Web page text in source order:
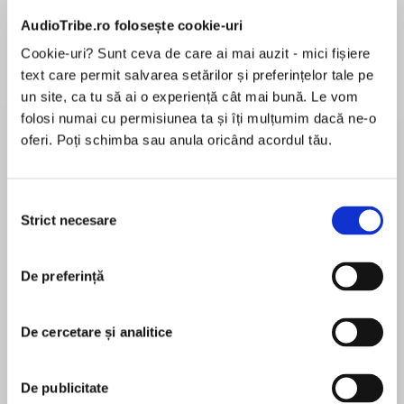
AudioTribe.ro folosește cookie-uri
Cookie-uri? Sunt ceva de care ai mai auzit - mici fișiere
text care permit salvarea setărilor și preferințelor tale pe
un site, ca tu să ai o experiență cât mai bună. Le vom
folosi numai cu permisiunea ta și îți mulțumim dacă ne-o
oferi. Poți schimba sau anula oricând acordul tău.
consimțământului
Strict necesare
De preferință
De cercetare și analitice
De publicitate
Desprecarte
A biography of Gaius Valerius Catullus, Rome’s
first great poet, a dandy who fell in love with
another man’s wife and made it known to the
This superb book gives a rare portrait of life
world history through the eyes of one of Rome’s
greatest writers.
Living through the debauchery, decadence and
spectacle of the crumbling Roman Republic,
immediate poetry with which he skewered
MAI MULT
pentru această carte
Daisy Dunn was born in London in 1987 and read
winning a scholarship to the Courtauld and